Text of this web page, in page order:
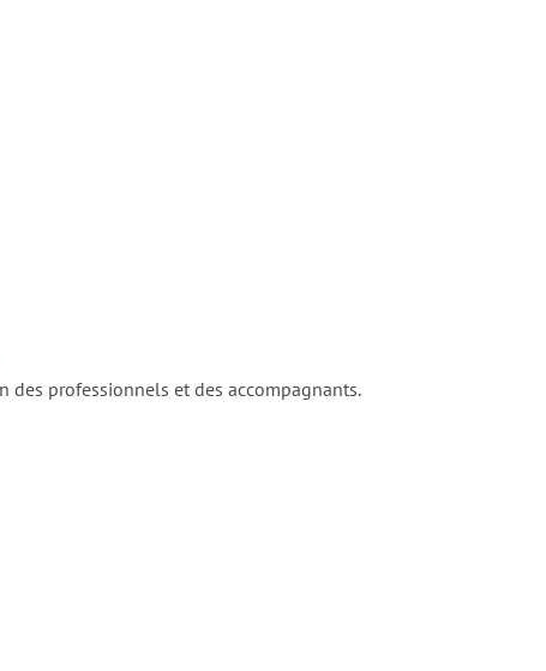
professionnels et des accompagnants.